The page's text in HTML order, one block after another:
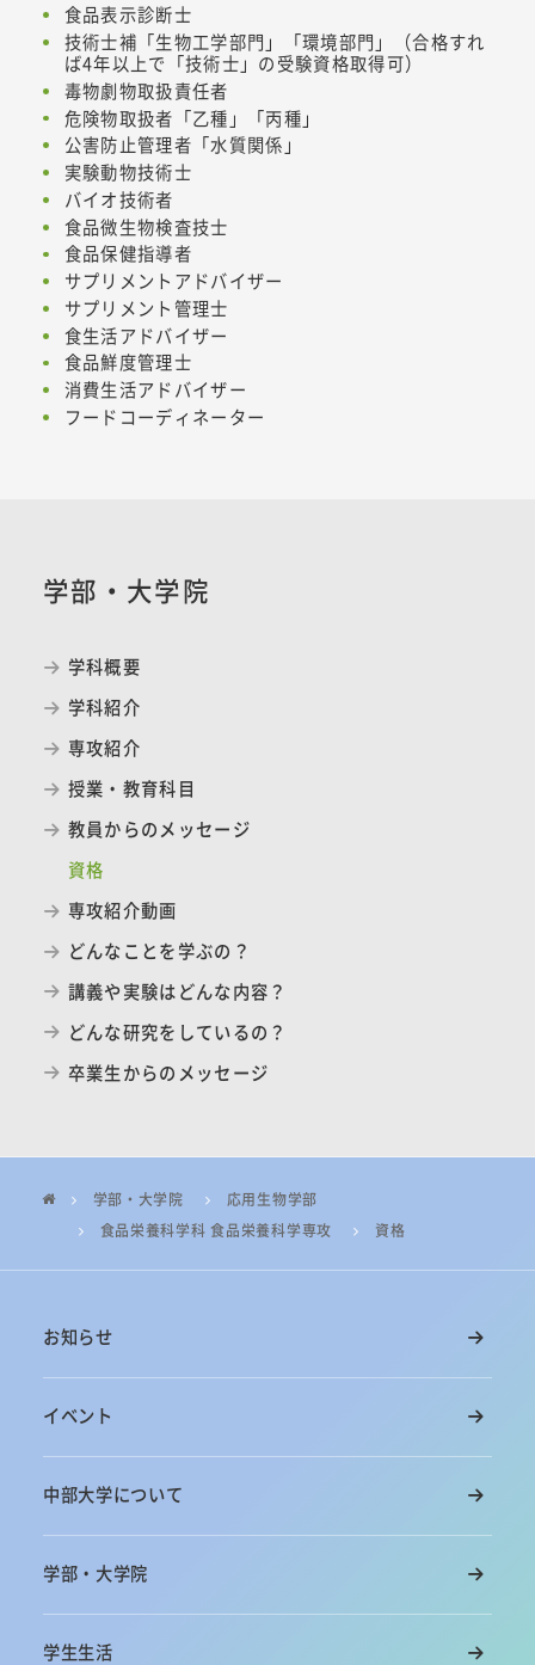
食品表示診断士
技術士補「生物工学部門」「環境部門」（合格すれ
ば4年以上で「技術士」の受験資格取得可）
毒物劇物取扱責任者
危険物取扱者「乙種」「丙種」
公害防止管理者「水質関係」
実験動物技術士
バイオ技術者
食品微生物検査技士
食品保健指導者
サプリメントアドバイザー
サプリメント管理士
食生活アドバイザー
食品鮮度管理士
消費生活アドバイザー
フードコーディネーター
学部・大学院
学科概要
学科紹介
専攻紹介
授業・教育科目
教員からのメッセージ
資格
専攻紹介動画
どんなことを学ぶの？
講義や実験はどんな内容？
どんな研究をしているの？
卒業生からのメッセージ
学部・大学院
応用生物学部
食品栄養科学科 食品栄養科学専攻
資格
お知らせ
イベント
中部大学について
学部・大学院
学生生活